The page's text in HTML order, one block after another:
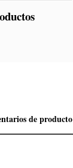
de producto